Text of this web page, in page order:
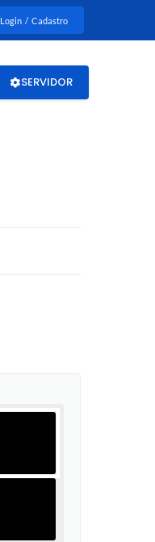
Login / Cadastro
SERVIDOR